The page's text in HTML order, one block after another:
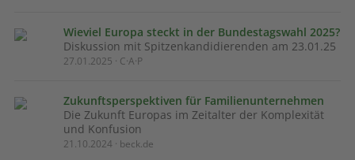
Wieviel Europa steckt in der Bundestagswahl 2025?
Diskussion mit Spitzenkandidierenden am 23.01.25
27.01.2025 · C·A·P
Zukunftsperspektiven für Familienunternehmen
Die Zukunft Europas im Zeitalter der Komplexität
und Konfusion
21.10.2024 · beck.de